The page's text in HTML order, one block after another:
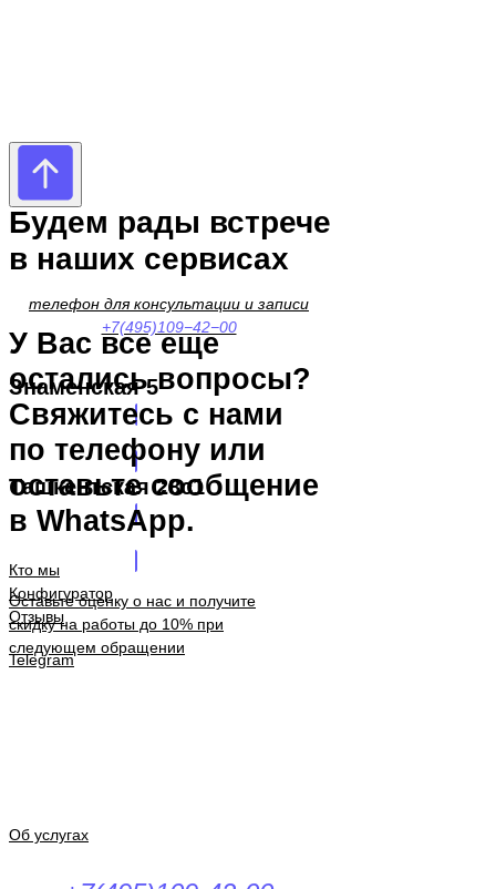
Будем рады встрече
в наших сервисах
телефон для консультации и записи
+7(495)109−42−00
Знаменская 5
ВИДЕО-СХЕМА ПРОЕЗДА
Ташкентская 28с1
ВИДЕО-СХЕМА ПРОЕЗДА
Оставьте оценку о нас и получите
скидку на работы до 10% при
следующем обращении
У Вас все еще
остались вопросы?
Свяжитесь с нами
по телефону или
оставьте сообщение
в WhatsApp.
Кто мы
Конфигуратор
Отзывы
Telegram
Об услугах